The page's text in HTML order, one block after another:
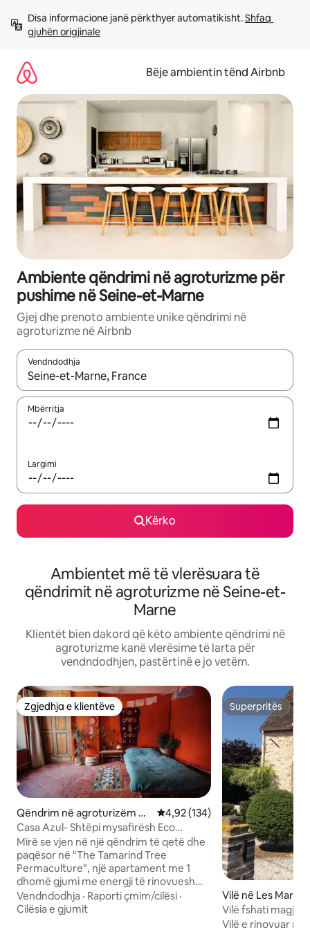
përmbajtja
Disa informacione janë përkthyer automatikisht. Shfaq
gjuhën origjinale
Bëje ambientin tënd Airbnb
Ambiente qëndrimi në agroturizme për
pushime në Seine-et-Marne
Gjej dhe prenoto ambiente unike qëndrimi në
agroturizme në Airbnb
Vendndodhja
Kur rezultatet të jenë të disponueshme, lëviz me butonat e
Mbërritja
Largimi
Kërko
Ambientet më të vlerësuara të
qëndrimit në agroturizme në Seine-et-
Marne
Klientët bien dakord që këto ambiente qëndrimi në
agroturizme kanë vlerësime të larta për
vendndodhjen, pastërtinë e jo vetëm.
Zgjedhja e klientëve
Zgjedhja e klientëve
Qëndrim në agroturizëm në
Chevrainvilliers
Vlerësimi mesatar 4,92 nga 5,
4,92 (134)
Casa Azul- Shtëpi mysafirësh Eco
Natural pranë pyllit
Mirë se vjen në një qëndrim të qetë dhe
paqësor në "The Tamarind Tree
Permaculture", një apartament me 1
dhomë gjumi me energji të rinovueshme
dhe të rinovuar në mënyrë natyrale,
dush privat, kuzhinë të ndërtuar me
Vendndodhja · Raporti çmim/cilësi ·
Cilësia e gjumit
Superpritës
Superpritës
Vilë në Les Marêts
Vilë fshati
liqen, Paris 80 km
Vilë e rinovuar në